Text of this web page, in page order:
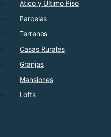
Ático y Último Piso
Parcelas
Terrenos
Casas Rurales
Granjas
Mansiones
Lofts